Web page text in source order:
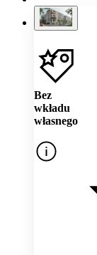
Bez
wkładu
własnego